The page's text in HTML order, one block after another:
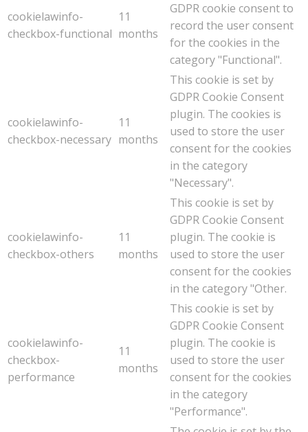
cookielawinfo-
checkbox-functional
11
months
GDPR cookie consent to
record the user consent
for the cookies in the
category "Functional".
cookielawinfo-
checkbox-necessary
11
months
This cookie is set by
GDPR Cookie Consent
plugin. The cookies is
used to store the user
consent for the cookies
in the category
"Necessary".
cookielawinfo-
checkbox-others
11
months
This cookie is set by
GDPR Cookie Consent
plugin. The cookie is
used to store the user
consent for the cookies
in the category "Other.
cookielawinfo-
checkbox-
performance
11
months
This cookie is set by
GDPR Cookie Consent
plugin. The cookie is
used to store the user
consent for the cookies
in the category
"Performance".